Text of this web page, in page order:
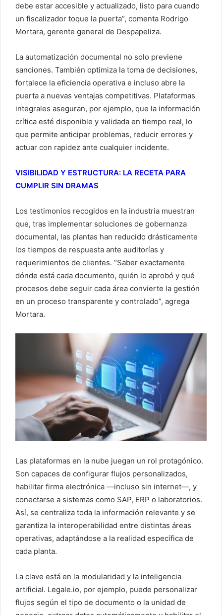
debe estar accesible y actualizado, listo para cuando
un fiscalizador toque la puerta”, comenta Rodrigo
Mortara, gerente general de Despapeliza.
La automatización documental no solo previene
sanciones. También optimiza la toma de decisiones,
fortalece la eficiencia operativa e incluso abre la
puerta a nuevas ventajas competitivas. Plataformas
integrales aseguran, por ejemplo, que la información
crítica esté disponible y validada en tiempo real, lo
que permite anticipar problemas, reducir errores y
actuar con rapidez ante cualquier incidente.
VISIBILIDAD Y ESTRUCTURA: LA RECETA PARA
CUMPLIR SIN DRAMAS
Los testimonios recogidos en la industria muestran
que, tras implementar soluciones de gobernanza
documental, las plantas han reducido drásticamente
los tiempos de respuesta ante auditorías y
requerimientos de clientes. “Saber exactamente
dónde está cada documento, quién lo aprobó y qué
procesos debe seguir cada área convierte la gestión
en un proceso transparente y controlado”, agrega
Mortara.
Las plataformas en la nube juegan un rol protagónico.
Son capaces de configurar flujos personalizados,
habilitar firma electrónica —incluso sin internet—, y
conectarse a sistemas como SAP, ERP o laboratorios.
Así, se centraliza toda la información relevante y se
garantiza la interoperabilidad entre distintas áreas
operativas, adaptándose a la realidad específica de
cada planta.
La clave está en la modularidad y la inteligencia
artificial. Legale.io, por ejemplo, puede personalizar
flujos según el tipo de documento o la unidad de